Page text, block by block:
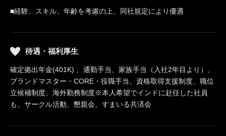
■経験、スキル、年齢を考慮の上、同社規定により優遇
待遇・福利厚生
確定拠出年金(401K) 、通勤手当、家族手当（入社2年目より）、
ブランドマスター・CORE・役職手当、資格取得支援制度、職位
立候補制度、海外勤務制度※本人希望でインドに赴任した社員
も、サークル活動、懇親会、すまいる共済会